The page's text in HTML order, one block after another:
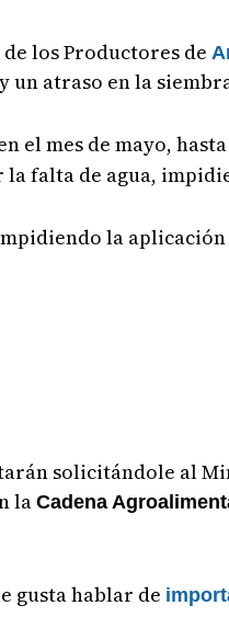
los Productores de
un atraso en la
el mes de mayo,
falta de agua,
la
solicitándole al
laCadena
gusta hablar de